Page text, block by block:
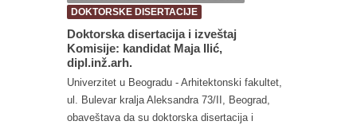
DOKTORSKE DISERTACIJE
Doktorska disertacija i izveštaj
Komisije: kandidat Maja Ilić,
dipl.inž.arh.
Univerzitet u Beogradu - Arhitektonski fakultet,
ul. Bulevar kralja Aleksandra 73/II, Beograd,
obaveštava da su doktorska disertacija i